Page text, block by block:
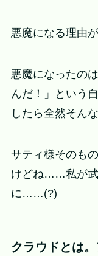
悪魔になる理由
悪魔になったの
んだ！」という
したら全然そん
サティ様そのも
けどね……私が武
に……(?)
クラウドとは